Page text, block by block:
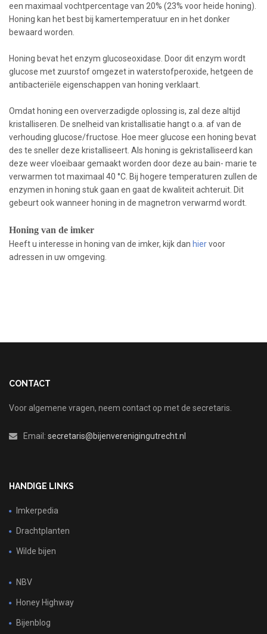
een maximaal vochtpercentage van 20% (23% voor heide honing).
Honing kan het best bij kamertemperatuur en in het donker
bewaard worden.
Honing bevat het enzym glucoseoxidase. Door dit enzym wordt
glucose met zuurstof omgezet in waterstofperoxide, hetgeen de
antibacteriële eigenschappen van honing verklaart.
Omdat honing een oververzadigde oplossing is, zal deze altijd
kristalliseren. De snelheid van kristallisatie hangt o.a. af van de
verhouding glucose/fructose. Hoe meer glucose een honing bevat
des te sneller deze kristalliseert. Als honing is gekristalliseerd kan
deze weer vloeibaar gemaakt worden door deze au bain- marie te
verwarmen tot maximaal 40 °C. Bij hogere temperaturen zullen de
enzymen in honing stuk gaan en gaat de kwaliteit achteruit. Dit
gebeurt ook wanneer honing in de magnetron verwarmd wordt.
Honing van de imker
Heeft u interesse in honing van de imker, kijk dan hiervoor
adressen in uw omgeving.
CONTACT
Voor algemene vragen, neem contact op met de secretaris.
Email: secretaris@bijenverenigingutrecht.nl
HANDIGE LINKS
Imkerpedia
Drachtplanten
Wilde bijen
NBV
Honey Highway
Bijenblog